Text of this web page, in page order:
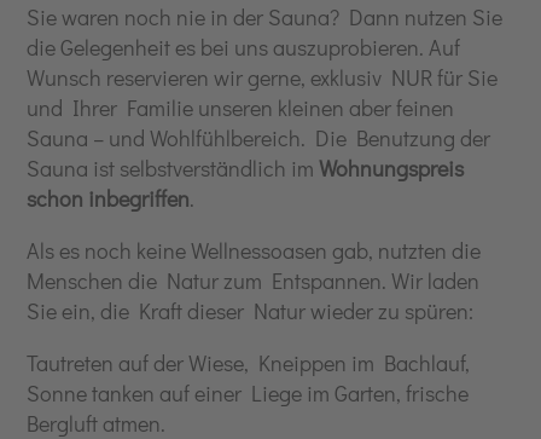
Sie waren noch nie in der Sauna? Dann nutzen Sie
die Gelegenheit es bei uns auszuprobieren. Auf
Wunsch reservieren wir gerne, exklusiv NUR für Sie
und Ihrer Familie unseren kleinen aber feinen
Sauna – und Wohlfühlbereich. Die Benutzung der
Sauna ist selbstverständlich im Wohnungspreis
schon inbegriffen.
Als es noch keine Wellnessoasen gab, nutzten die
Menschen die Natur zum Entspannen. Wir laden
Sie ein, die Kraft dieser Natur wieder zu spüren:
Tautreten auf der Wiese, Kneippen im Bachlauf,
Sonne tanken auf einer Liege im Garten, frische
Bergluft atmen.